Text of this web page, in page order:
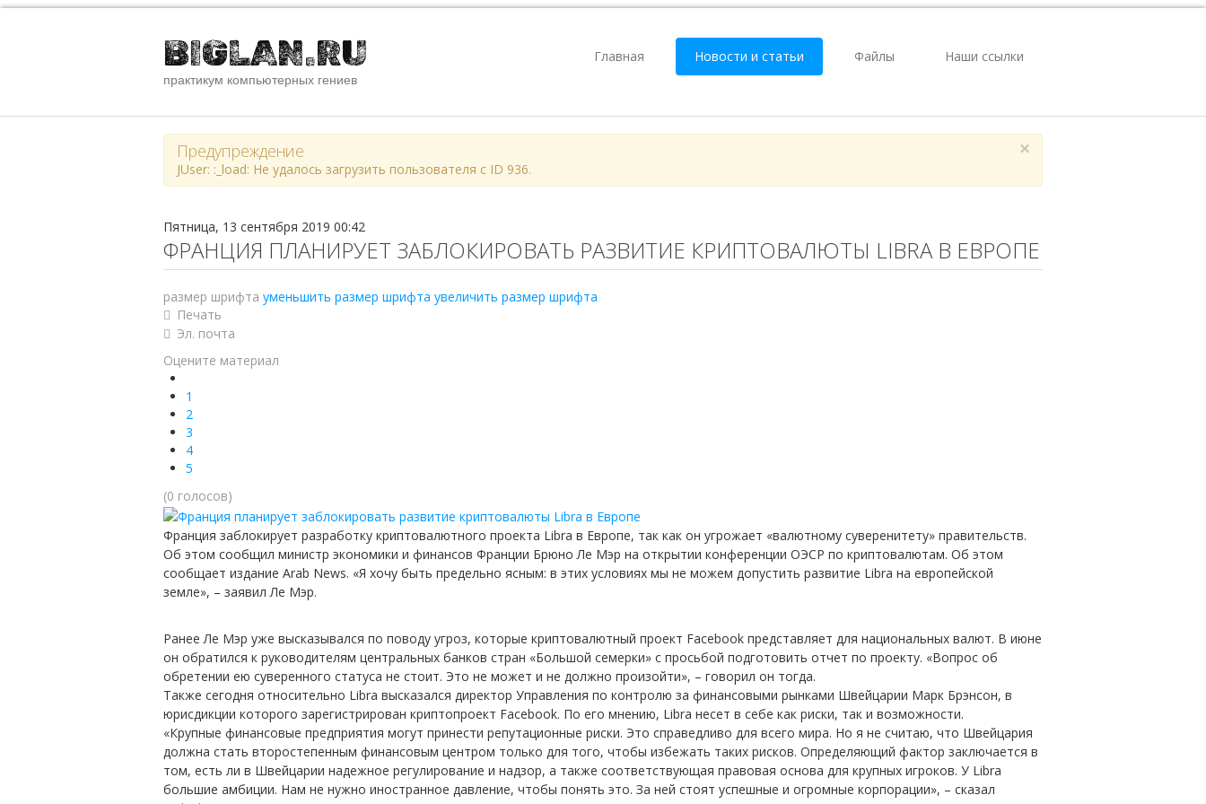
BIGLAN.RU
практикум компьютерных гениев
Главная Новости и статьи Файлы Наши ссылки
×
Предупреждение
JUser: :_load: Не удалось загрузить пользователя с ID 936.
Пятница, 13 сентября 2019 00:42
ФРАНЦИЯ ПЛАНИРУЕТ ЗАБЛОКИРОВАТЬ РАЗВИТИЕ КРИПТОВАЛЮТЫ LIBRA В ЕВРОПЕ
размер шрифта уменьшить размер шрифта увеличить размер шрифта
Печать
Эл. почта
Оцените материал
1
2
3
4
5
(0 голосов)
Франция заблокирует разработку криптовалютного проекта Libra в Европе, так как он угрожает «валютному суверенитету» правительств.
Об этом сообщил министр экономики и финансов Франции Брюно Ле Мэр на открытии конференции ОЭСР по криптовалютам. Об этом
сообщает издание Arab News. «Я хочу быть предельно ясным: в этих условиях мы не можем допустить развитие Libra на европейской
земле», – заявил Ле Мэр.
Ранее Ле Мэр уже высказывался по поводу угроз, которые криптовалютный проект Facebook представляет для национальных валют. В июне
он обратился к руководителям центральных банков стран «Большой семерки» с просьбой подготовить отчет по проекту. «Вопрос об
обретении ею суверенного статуса не стоит. Это не может и не должно произойти», – говорил он тогда.
Также сегодня относительно Libra высказался директор Управления по контролю за финансовыми рынками Швейцарии Марк Брэнсон, в
юрисдикции которого зарегистрирован криптопроект Facebook. По его мнению, Libra несет в себе как риски, так и возможности.
«Крупные финансовые предприятия могут принести репутационные риски. Это справедливо для всего мира. Но я не считаю, что Швейцария
должна стать второстепенным финансовым центром только для того, чтобы избежать таких рисков. Определяющий фактор заключается в
том, есть ли в Швейцарии надежное регулирование и надзор, а также соответствующая правовая основа для крупных игроков. У Libra
большие амбиции. Нам не нужно иностранное давление, чтобы понять это. За ней стоят успешные и огромные корпорации», – сказал